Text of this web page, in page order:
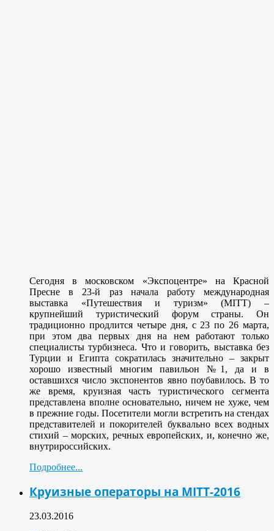
Сегодня в московском «Экспоцентре» на Красной
Пресне в 23-й раз начала работу международная
выставка «Путешествия и туризм» (MITT) –
крупнейший туристический форум страны. Он
традиционно продлится четыре дня, с 23 по 26 марта,
при этом два первых дня на нем работают только
специалисты турбизнеса. Что и говорить, выставка без
Турции и Египта сократилась значительно – закрыт
хорошо известный многим павильон №1, да и в
оставшихся число экспонентов явно поубавилось. В то
же время, круизная часть туристического сегмента
представлена вполне основательно, ничем не хуже, чем
в прежние годы. Посетители могли встретить на стендах
представителей и покорителей буквально всех водных
стихий – морских, речных европейских, и, конечно же,
внутрироссийских.
Подробнее...
Круизные операторы на MITT-2016
23.03.2016